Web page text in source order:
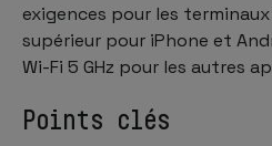
exigences pour les terminaux
supérieur pour iPhone et
Wi-Fi 5 GHz pour les autres
Points clés